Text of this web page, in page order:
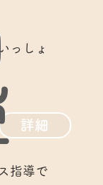
っしょ
詳細
指導で